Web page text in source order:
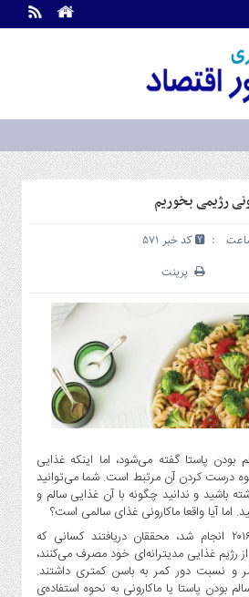
: ۱۴۰۳/۰۲/۰۸ ساعت :
کد خبر 571
پرینت
بودن پاستا گفته می‌شود، اما اینکه غذایی
درست کردن آن مرتبط است. شما می‌توانید
باشید و ندانید چگونه با آن غذایی سالم و
اما آیا واقعا ماکارونی غذای سالمی است؟
در مطالعه‌ای که در سال ۲۰۱۶ انجام شد، محققان دریافتند کسانی که
رژیم غذایی مدیترانه‌ای خود مصرف می‌کنند،
و نسبت دور کمر به باسن کمتری داشتند.
بودن پاستا یا ماکارونی به نحوه استفاده‌ی